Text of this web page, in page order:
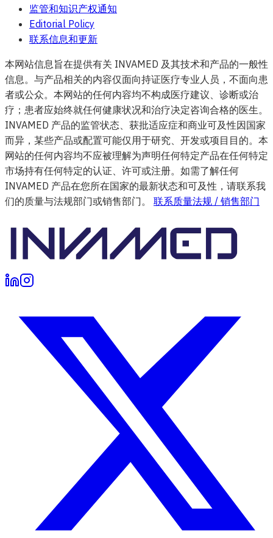
监管和知识产权通知
Editorial Policy
联系信息和更新
本网站信息旨在提供有关 INVAMED 及其技术和产品的一般性
信息。与产品相关的内容仅面向持证医疗专业人员，不面向患
者或公众。本网站的任何内容均不构成医疗建议、诊断或治
疗；患者应始终就任何健康状况和治疗决定咨询合格的医生。
INVAMED 产品的监管状态、获批适应症和商业可及性因国家
而异，某些产品或配置可能仅用于研究、开发或项目目的。本
网站的任何内容均不应被理解为声明任何特定产品在任何特定
市场持有任何特定的认证、许可或注册。如需了解任何
INVAMED 产品在您所在国家的最新状态和可及性，请联系我
们的质量与法规部门或销售部门。
联系质量法规 / 销售部门